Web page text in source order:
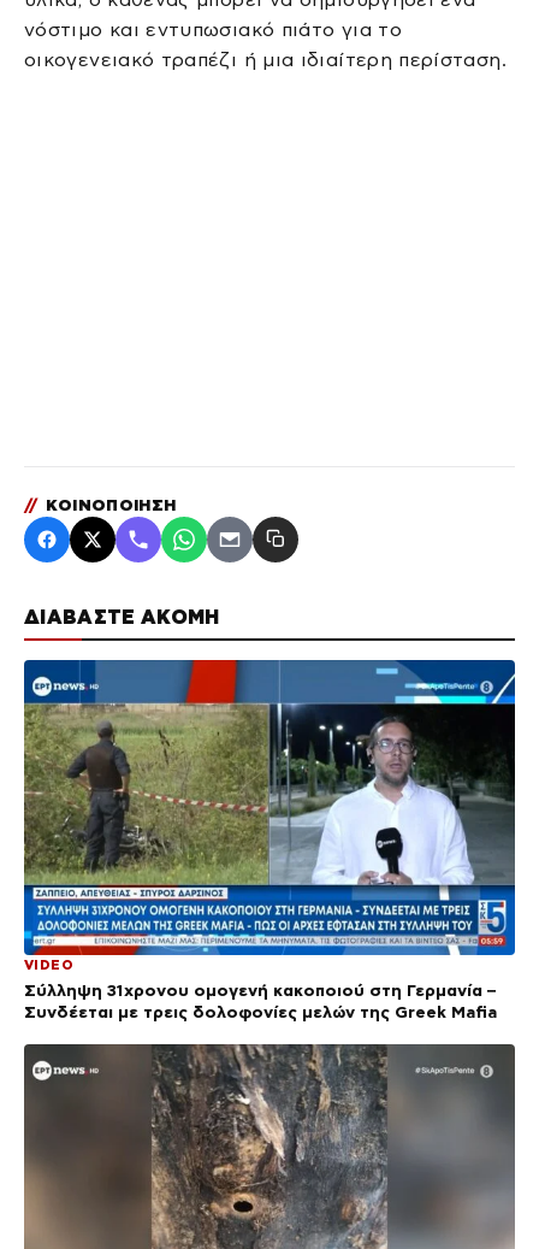
ΔΙΑΒΑΣΤΕ ΑΚΟΜΗ
VIDEO
Σύλληψη 31χρονου ομογενή κακοποιού στη Γερμανία –
Συνδέεται με τρεις δολοφονίες μελών της Greek Mafia
νόστιμο και εντυπωσιακό πιάτο για το
οικογενειακό τραπέζι ή μια ιδιαίτερη περίσταση.
// ΚΟΙΝΟΠΟΙΗΣΗ